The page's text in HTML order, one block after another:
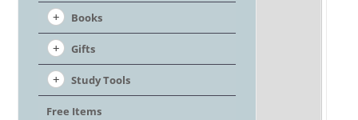
Books
Gifts
Study Tools
Free Items